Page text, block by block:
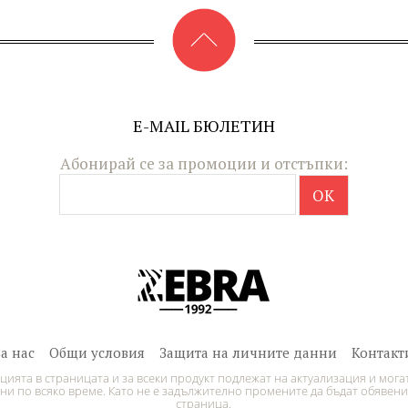
E-MAIL БЮЛЕТИН
Абонирай се за промоции и отстъпки:
нас Общи условия Защита на личните данни
в страницата и за всеки продукт подлежат на актуализация и
по всяко време. Като не е задължително промените да бъдат
страница.